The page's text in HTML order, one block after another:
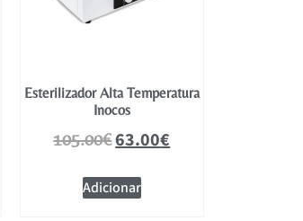
Esterilizador Alta Temperatura
Inocos
105.00€63.00€
Adicionar